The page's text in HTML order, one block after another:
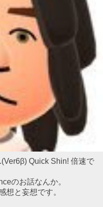
Quick Shin! 倍速で
のお話なんか。
想と妄想です。